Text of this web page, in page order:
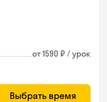
от 1590 ₽ / урок
Выбрать время